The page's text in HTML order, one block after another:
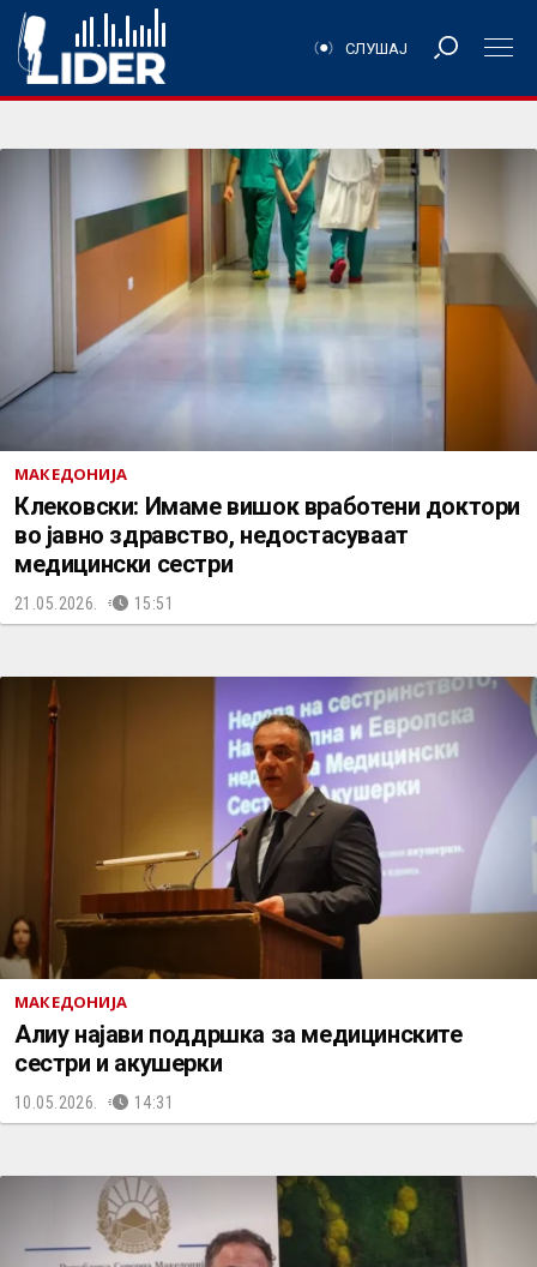
СЛУШАЈ
МАКЕДОНИЈА
Клековски: Имаме вишок вработени доктори
во јавно здравство, недостасуваат
медицински сестри
21.05.2026. 15:51
МАКЕДОНИЈА
Алиу најави поддршка за медицинските
сестри и акушерки
10.05.2026. 14:31